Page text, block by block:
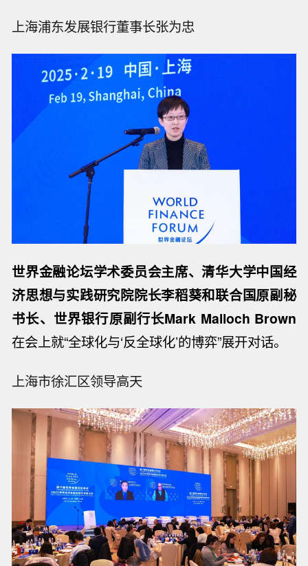
上海浦东发展银行董事长张为忠
世界金融论坛学术委员会主席、清华大学中国经
济思想与实践研究院院长李稻葵和联合国原副秘
书长、世界银行原副行长Mark Malloch Brown
在会上就“全球化与‘反全球化’的博弈”展开对话。
上海市徐汇区领导高天